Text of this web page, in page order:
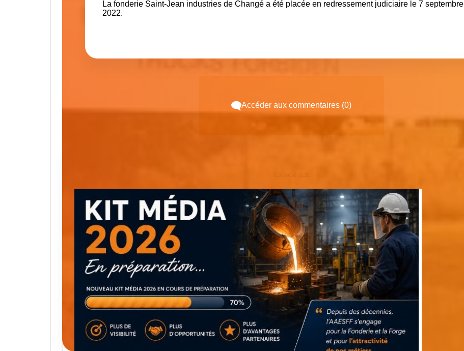
La fonderie Saint-Jean industries de Changé a été placée en redressement judiciaire le 7 septembre
2022.
Accéder aux commentaires (0)